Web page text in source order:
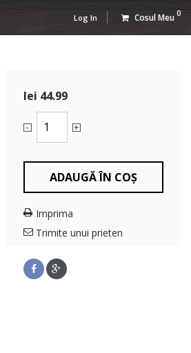
Cosul Meu 0
Log In
lei 44.99
+
-
ADAUGĂ ÎN COȘ
Imprima
Trimite unui prieten